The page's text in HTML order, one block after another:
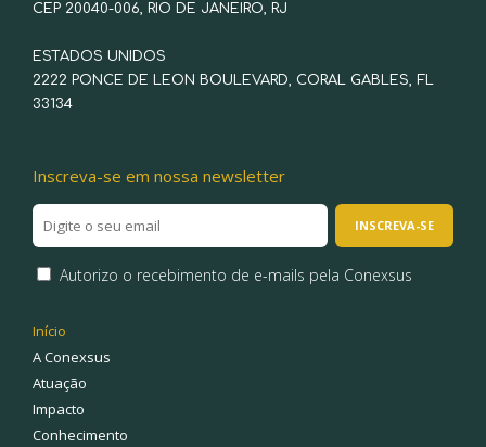
CEP 20040-006, RIO DE JANEIRO, RJ
ESTADOS UNIDOS
2222 PONCE DE LEON BOULEVARD, CORAL GABLES, FL
33134
Inscreva-se em nossa newsletter
Autorizo o recebimento de e-mails pela Conexsus
Início
A Conexsus
Atuação
Impacto
Conhecimento